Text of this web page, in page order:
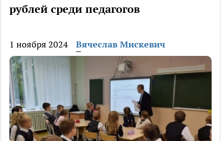
рублей среди педагогов
1 ноября 2024 Вячеслав Мискевич